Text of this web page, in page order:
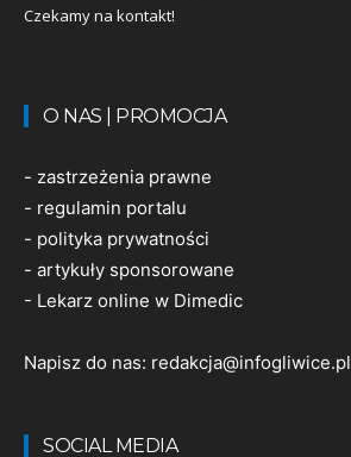
Czekamy na kontakt!
O NAS | PROMOCJA
- zastrzeżenia prawne
- regulamin portalu
- polityka prywatności
- artykuły sponsorowane
- Lekarz online w Dimedic
Napisz do nas: redakcja@infogliwice.pl
SOCIAL MEDIA